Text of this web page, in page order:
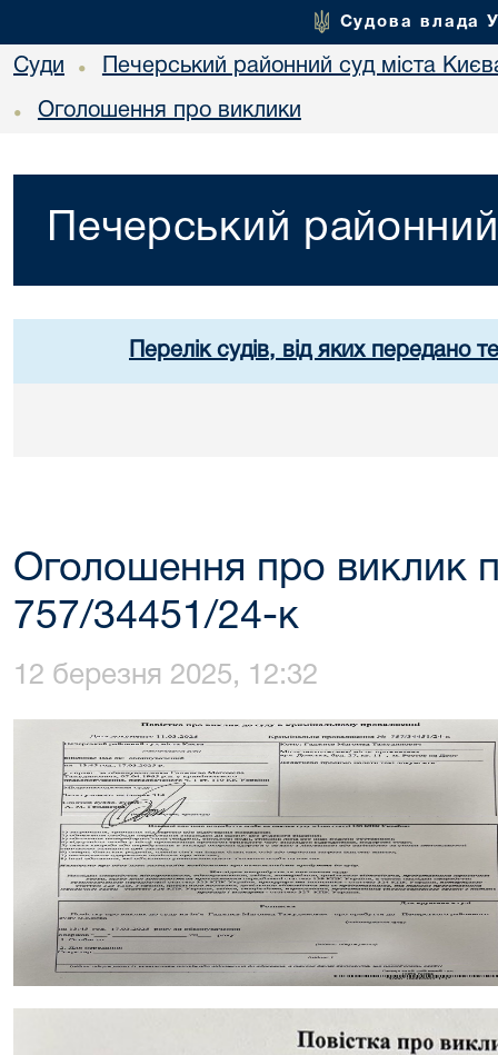
Судова влада
Суди • Печерський районний суд міста
• Оголошення про виклики
Печерський
Перелік судів, від яких передано
Оголошення про виклик
757/34451/24-к
12 березня 2025, 12:32